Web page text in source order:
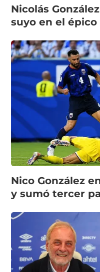
Nicolás
suyo en el
Nico González
y sumó tercer